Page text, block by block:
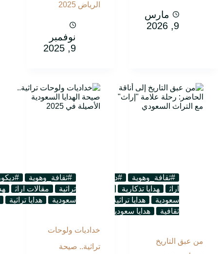
مارس
9, 2026
الرياض 2025
نوفمبر
9, 2025
#ثقافة_وهوية #ديكور_تراثي
مقالات
اراث
هدايا تذكارية
هدايا تذكارية
سعودية
هدايا تراثية
ثقافية
هدايا سعودية
من عبق التاريخ
#ثقافة_وهوية
تراثية
مقالات اراث
سعودية
هدايا تراثية
خداديات ولوحات
تراثية.. صيحة